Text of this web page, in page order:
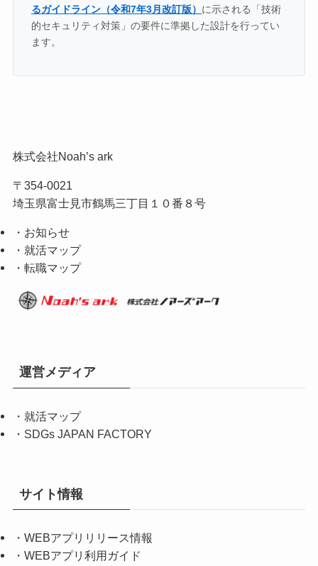
るガイドライン（令和7年3月改訂版） に示される「技術
的セキュリティ対策」の要件に準拠した設計を行ってい
ます。
株式会社Noah’s ark
〒354-0021
埼玉県富士見市鶴馬三丁目１０番８号
・お知らせ
・就活マップ
・転職マップ
運営メディア
・ 就活マップ
・ SDGs JAPAN FACTORY
サイト情報
・ WEBアプリリリース情報
・ WEBアプリ利用ガイド